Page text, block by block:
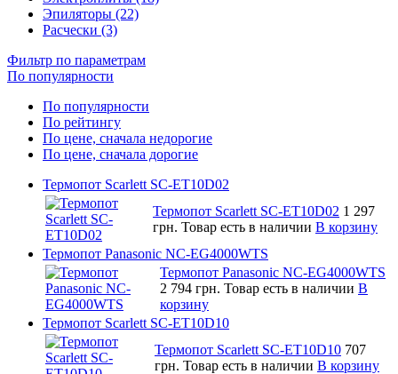
Эпиляторы (22)
Расчески (3)
Фильтр по параметрам
По популярности
По популярности
По рейтингу
По цене, сначала недорогие
По цене, сначала дорогие
Термопот Scarlett SC-ET10D02
Термопот Scarlett SC-ET10D02 1 297
грн. Товар есть в наличии В корзину
Термопот Panasonic NC-EG4000WTS
Термопот Panasonic NC-EG4000WTS
2 794 грн. Товар есть в наличии В
корзину
Термопот Scarlett SC-ET10D10
Термопот Scarlett SC-ET10D10 707
грн. Товар есть в наличии В корзину